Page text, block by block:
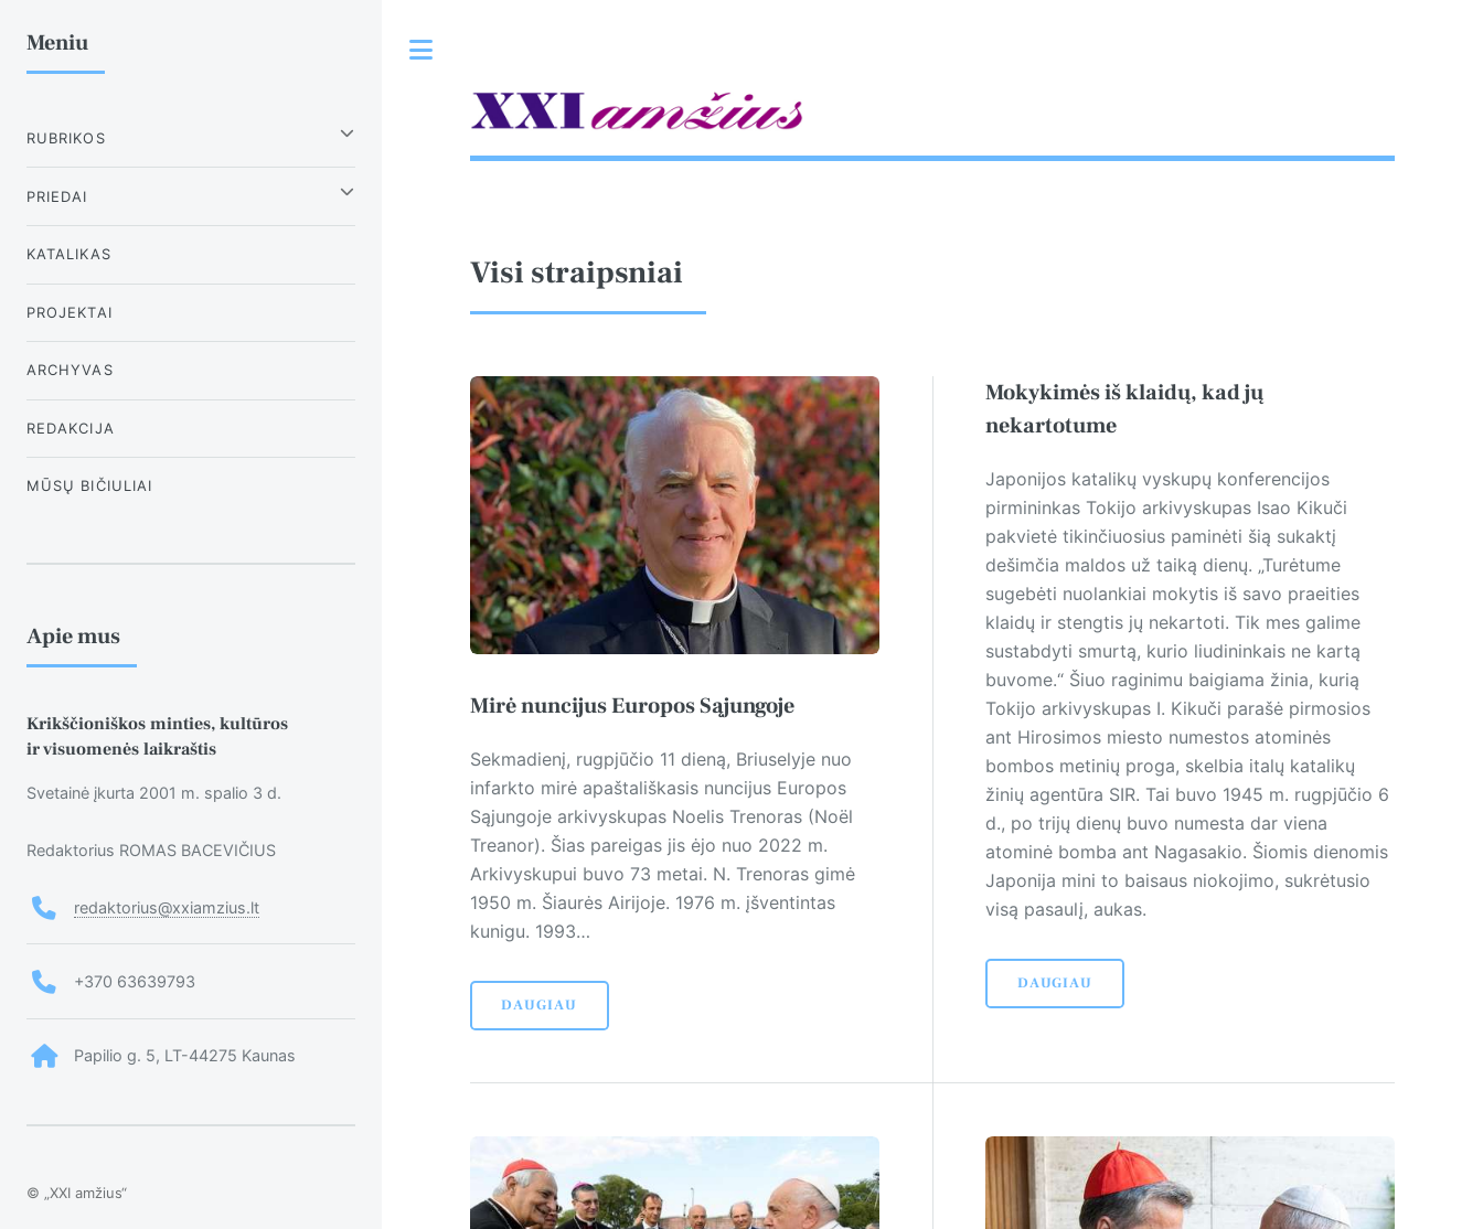
Visi straipsniai
Mirė nuncijus Europos Sąjungoje
Sekmadienį, rugpjūčio 11 dieną, Briuselyje nuo
infarkto mirė apaštališkasis nuncijus Europos
Sąjungoje arkivyskupas Noelis Trenoras (Noël
Treanor). Šias pareigas jis ėjo nuo 2022 m.
Arkivyskupui buvo 73 metai. N. Trenoras gimė
1950 m. Šiaurės Airijoje. 1976 m. įšventintas
kunigu. 1993…
DAUGIAU
Mokykimės iš klaidų, kad jų
nekartotume
Japonijos katalikų vyskupų konferencijos
pirmininkas Tokijo arkivyskupas Isao Kikuči
pakvietė tikinčiuosius paminėti šią sukaktį
dešimčia maldos už taiką dienų. „Turėtume
sugebėti nuolankiai mokytis iš savo praeities
klaidų ir stengtis jų nekartoti. Tik mes galime
sustabdyti smurtą, kurio liudininkais ne kartą
buvome.“ Šiuo raginimu baigiama žinia, kurią
Tokijo arkivyskupas I. Kikuči parašė pirmosios
ant Hirosimos miesto numestos atominės
bombos metinių proga, skelbia italų katalikų
žinių agentūra SIR. Tai buvo 1945 m. rugpjūčio 6
d., po trijų dienų buvo numesta dar viena
atominė bomba ant Nagasakio. Šiomis dienomis
Japonija mini to baisaus niokojimo, sukrėtusio
visą pasaulį, aukas.
DAUGIAU
Meniu
RUBRIKOS
PRIEDAI
KATALIKAS
PROJEKTAI
ARCHYVAS
REDAKCIJA
MŪSŲ BIČIULIAI
Apie mus
Krikščioniškos minties, kultūros
ir visuomenės laikraštis
Svetainė įkurta 2001 m. spalio 3 d.
Redaktorius ROMAS BACEVIČIUS
redaktorius@xxiamzius.lt
+370 63639793
Papilio g. 5, LT-44275 Kaunas
© „XXI amžius“